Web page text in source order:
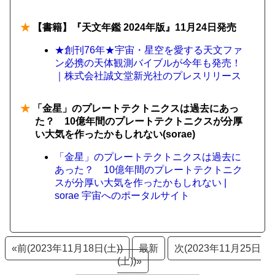
★ 【書籍】『天文年鑑 2024年版』11月24日発売
★創刊76年★宇宙・星空を愛する天文ファ
ン必携の天体観測バイブルが今年も発売！
｜株式会社誠文堂新光社のプレスリリース
★ 「金星」のプレートテクトニクスは過去にあっ
た？ 10億年間のプレートテクトニクスが分厚
い大気を作ったかもしれない(sorae)
「金星」のプレートテクトニクスは過去に
あった？ 10億年間のプレートテクトニク
スが分厚い大気を作ったかもしれない |
sorae 宇宙へのポータルサイト
«前(2023年11月18日(土)) 最新
次(2023年11月25日
(土))»